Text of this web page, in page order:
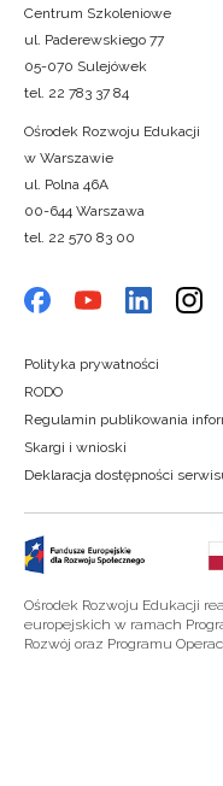
Centrum Szkoleniowe
ul. Paderewskiego 77
05-070 Sulejówek
tel. 22 783 37 84
Ośrodek Rozwoju Edukacji
w Warszawie
ul. Polna 46A
00-644 Warszawa
tel. 22 570 83 00
Polityka prywatności
RODO
Regulamin publikowania
Skargi i wnioski
Deklaracja dostępności
Ośrodek Rozwoju Edukacji
europejskich w ramach
Rozwój oraz Programu